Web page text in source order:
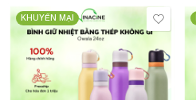
KHUYẾN MẠI